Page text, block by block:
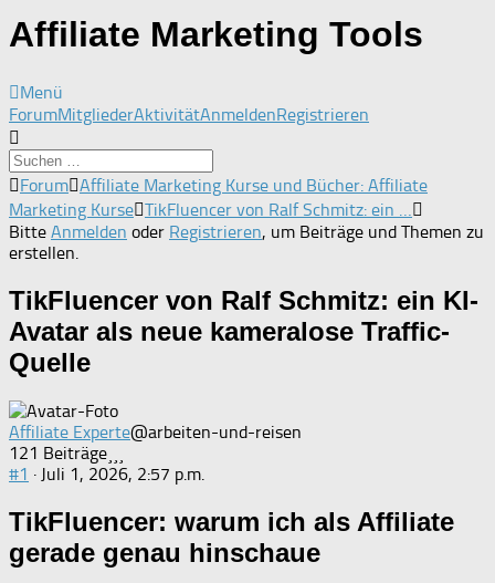
Affiliate Marketing Tools
Menü
Forum-
Navigation
ForumMitgliederAktivitätAnmeldenRegistrieren
Forum-
Breadcrumbs
-
Du
bist
hier:
Forum Affiliate Marketing Kurse und Bücher: Affiliate
Marketing Kurse TikFluencer von Ralf Schmitz: ein …
Bitte Anmelden oder Registrieren, um Beiträge und Themen zu
erstellen.
TikFluencer von Ralf Schmitz: ein KI-
Avatar als neue kameralose Traffic-
Quelle
Affiliate Experte@arbeiten-und-reisen
121 Beiträge
#1 · Juli 1, 2026, 2:57 p.m.
TikFluencer: warum ich als Affiliate
gerade genau hinschaue